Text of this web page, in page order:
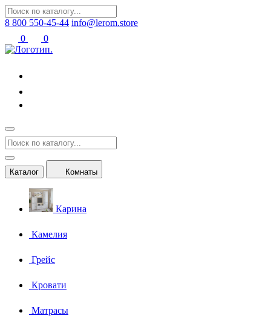
8 800 550-45-44 info@lerom.store
0
0
Каталог Комнаты
Карина
Камелия
Грейс
Кровати
Матрасы